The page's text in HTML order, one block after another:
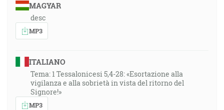
MAGYAR
desc
MP3
ITALIANO
Tema: 1 Tessalonicesi 5,4-28: «Esortazione alla
vigilanza e alla sobrietà in vista del ritorno del
Signore!»
MP3